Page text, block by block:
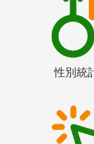
性別統